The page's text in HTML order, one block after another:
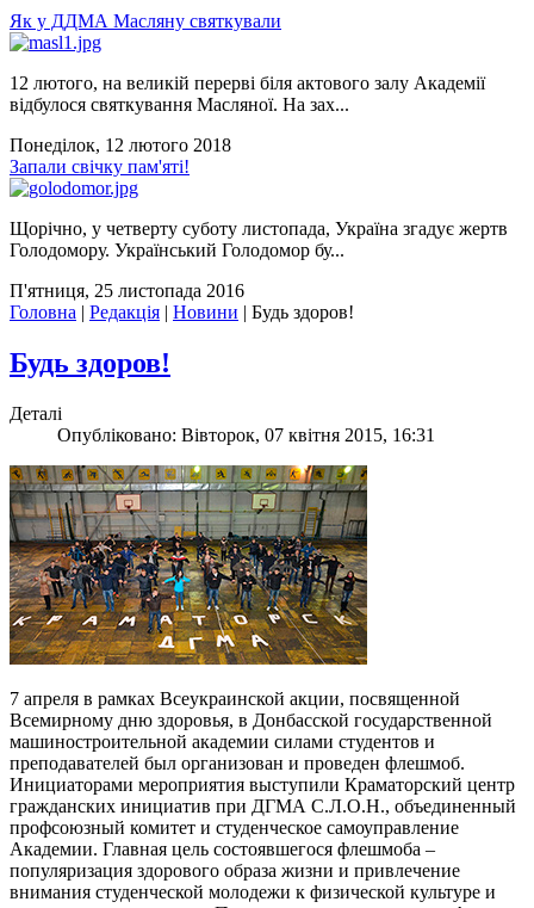
Як у ДДМА Масляну святкували
12 лютого, на великій перерві біля актового залу Академії
відбулося святкування Масляної. На зах...
Понеділок, 12 лютого 2018
Запали свічку пам'яті!
Щорічно, у четверту суботу листопада, Україна згадує жертв
Голодомору. Український Голодомор бу...
П'ятниця, 25 листопада 2016
Головна | Редакція | Новини | Будь здоров!
Будь здоров!
Деталі
Опубліковано: Вівторок, 07 квітня 2015, 16:31
7 апреля в рамках Всеукраинской акции, посвященной
Всемирному дню здоровья, в Донбасской государственной
машиностроительной академии силами студентов и
преподавателей был организован и проведен флешмоб.
Инициаторами мероприятия выступили Краматорский центр
гражданских инициатив при ДГМА С.Л.О.Н., объединенный
профсоюзный комитет и студенческое самоуправление
Академии. Главная цель состоявшегося флешмоба –
популяризация здорового образа жизни и привлечение
внимания студенческой молодежи к физической культуре и